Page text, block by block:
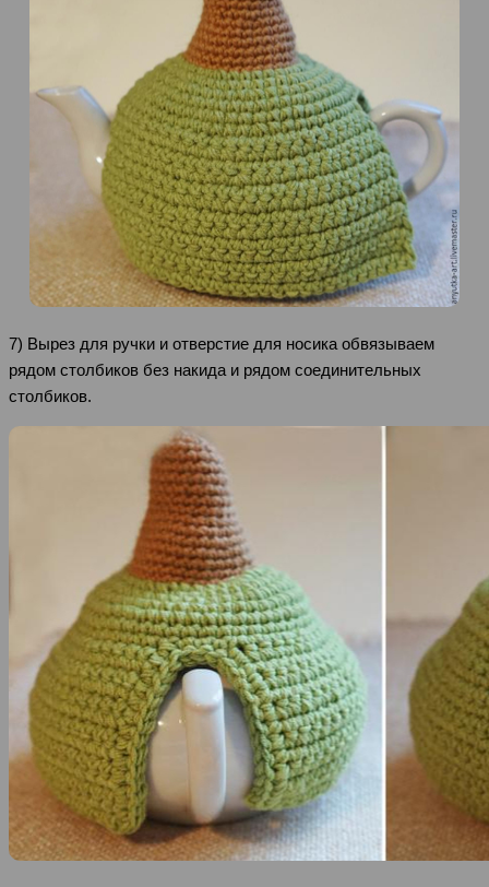
7) Вырез для ручки и отверстие для носика обвязываем
рядом столбиков без накида и рядом соединительных
столбиков.